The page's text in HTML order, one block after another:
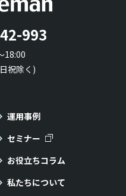
993
18:00
祝除く)
運用事例
セミナー
お役立ちコラム
私たちについて